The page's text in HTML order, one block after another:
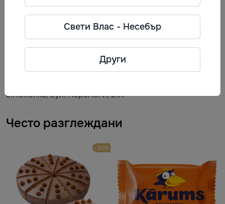
Информация за производител
ВОЛИНСЬКІ СОЛОДОЩІ
Фирма: ТОВ „ВОЛИНСЬКІ
Телефон: +38 095 116 33 55
с.Полонка, вул. Перемоги, 21А
Често разглеждани
-30%
Свети Влас - Несебър
Други